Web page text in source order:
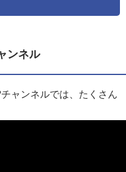
ンネル
ャンネルでは、たくさん